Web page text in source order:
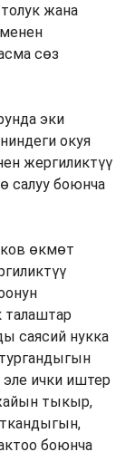
жана
сөз
эки
окуя
жергиликтүү
салуу боюнча
өкмөт
талаштар
саясий нукка
ички иштер
тыкыр,
боюнча